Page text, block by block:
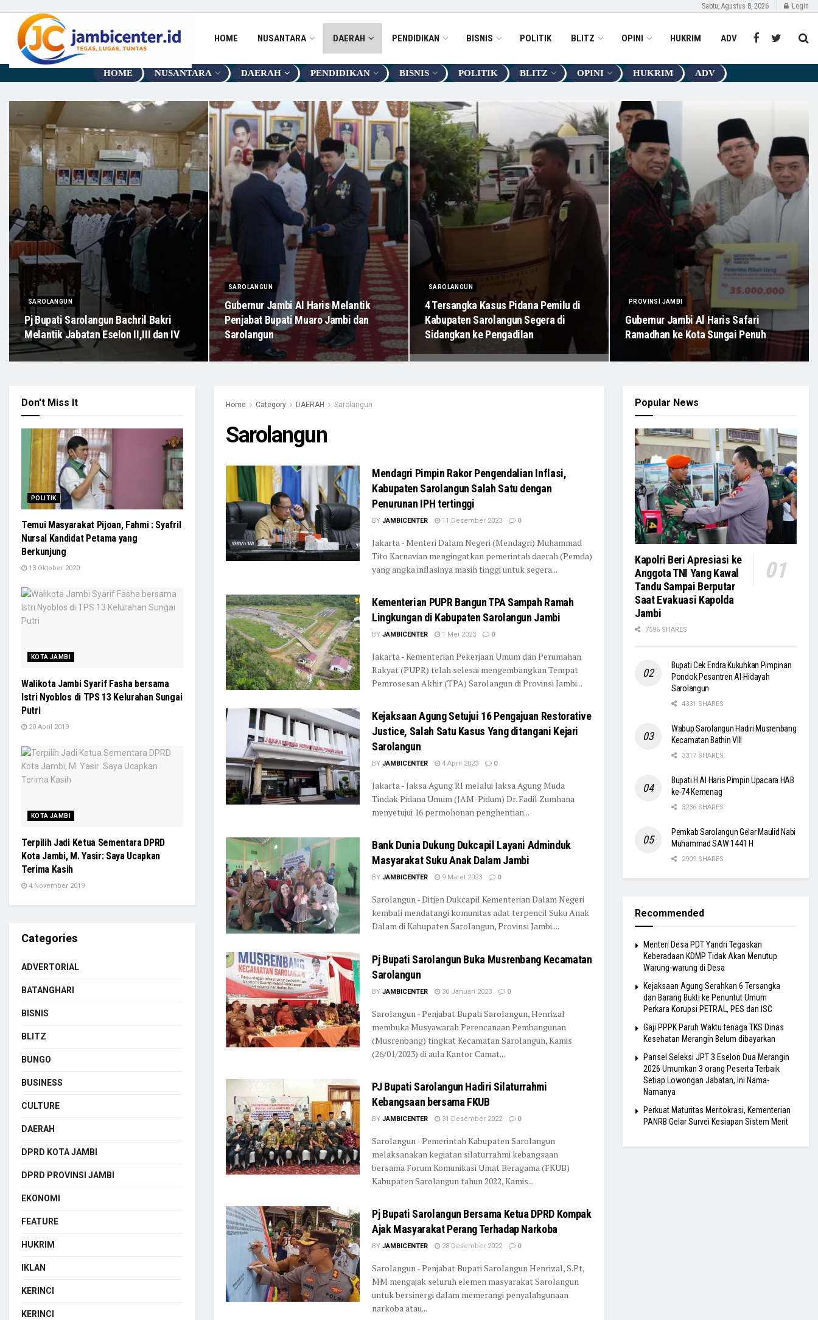
Sabtu, Agustus 8, 2026 Login
HOME NUSANTARA DAERAH PENDIDIKAN BISNIS POLITIK BLITZ OPINI HUKRIM ADV
HOME NUSANTARA DAERAH PENDIDIKAN BISNIS POLITIK BLITZ OPINI HUKRIM ADV
SAROLANGUN
Pj Bupati Sarolangun Bachril Bakri
Melantik Jabatan Eselon II,III dan IV
SAROLANGUN
Gubernur Jambi Al Haris Melantik
Penjabat Bupati Muaro Jambi dan
Sarolangun
SAROLANGUN
4 Tersangka Kasus Pidana Pemilu di
Kabupaten Sarolangun Segera di
Sidangkan ke Pengadilan
PROVINSI JAMBI
Gubernur Jambi Al Haris Safari
Ramadhan ke Kota Sungai Penuh
Home Category DAERAH Sarolangun
Sarolangun
Mendagri Pimpin Rakor Pengendalian Inflasi,
Kabupaten Sarolangun Salah Satu dengan
Penurunan IPH tertinggi
BY JAMBICENTER 11 Desember 2023 0
Jakarta - Menteri Dalam Negeri (Mendagri) Muhammad
Tito Karnavian mengingatkan pemerintah daerah (Pemda)
yang angka inflasinya masih tinggi untuk segera...
Kementerian PUPR Bangun TPA Sampah Ramah
Lingkungan di Kabupaten Sarolangun Jambi
BY JAMBICENTER 1 Mei 2023 0
Jakarta - Kementerian Pekerjaan Umum dan Perumahan
Rakyat (PUPR) telah selesai mengembangkan Tempat
Pemrosesan Akhir (TPA) Sarolangun di Provinsi Jambi...
Kejaksaan Agung Setujui 16 Pengajuan Restorative
Justice, Salah Satu Kasus Yang ditangani Kejari
Sarolangun
BY JAMBICENTER 4 April 2023 0
Jakarta - Jaksa Agung RI melalui Jaksa Agung Muda
Tindak Pidana Umum (JAM-Pidum) Dr. Fadil Zumhana
menyetujui 16 permohonan penghentian...
Bank Dunia Dukung Dukcapil Layani Adminduk
Masyarakat Suku Anak Dalam Jambi
BY JAMBICENTER 9 Maret 2023 0
Sarolangun - Ditjen Dukcapil Kementerian Dalam Negeri
kembali mendatangi komunitas adat terpencil Suku Anak
Dalam di Kabupaten Sarolangun, Provinsi Jambi....
Pj Bupati Sarolangun Buka Musrenbang Kecamatan
Sarolangun
BY JAMBICENTER 30 Januari 2023 0
Sarolangun - Penjabat Bupati Sarolangun, Henrizal
membuka Musyawarah Perencanaan Pembangunan
(Musrenbang) tingkat Kecamatan Sarolangun, Kamis
(26/01/2023) di aula Kantor Camat...
PJ Bupati Sarolangun Hadiri Silaturrahmi
Kebangsaan bersama FKUB
BY JAMBICENTER 31 Desember 2022 0
Sarolangun - Pemerintah Kabupaten Sarolangun
melaksanakan kegiatan silaturrahmi kebangsaan
bersama Forum Komunikasi Umat Beragama (FKUB)
Kabupaten Sarolangun tahun 2022, Kamis...
Pj Bupati Sarolangun Bersama Ketua DPRD Kompak
Ajak Masyarakat Perang Terhadap Narkoba
BY JAMBICENTER 28 Desember 2022 0
Sarolangun - Penjabat Bupati Sarolangun Henrizal, S.Pt,
MM mengajak seluruh elemen masyarakat Sarolangun
untuk bersinergi dalam memerangi penyalahgunaan
narkoba atau...
Don't Miss It
POLITIK
Temui Masyarakat Pijoan, Fahmi : Syafril
Nursal Kandidat Petama yang
Berkunjung
13 Oktober 2020
KOTA JAMBI
Walikota Jambi Syarif Fasha bersama
Istri Nyoblos di TPS 13 Kelurahan Sungai
Putri
20 April 2019
KOTA JAMBI
Terpilih Jadi Ketua Sementara DPRD
Kota Jambi, M. Yasir: Saya Ucapkan
Terima Kasih
4 November 2019
Categories
ADVERTORIAL
BATANGHARI
BISNIS
BLITZ
BUNGO
BUSINESS
CULTURE
DAERAH
DPRD KOTA JAMBI
DPRD PROVINSI JAMBI
EKONOMI
FEATURE
HUKRIM
IKLAN
KERINCI
KERINCI
Popular News
Kapolri Beri Apresiasi ke
Anggota TNI Yang Kawal
Tandu Sampai Berputar
Saat Evakuasi Kapolda
Jambi
7596 SHARES
Bupati Cek Endra Kukuhkan Pimpinan
Pondok Pesantren Al-Hidayah
Sarolangun
4331 SHARES
Wabup Sarolangun Hadiri Musrenbang
Kecamatan Bathin VIII
3317 SHARES
Bupati H Al Haris Pimpin Upacara HAB
ke-74 Kemenag
3236 SHARES
Pemkab Sarolangun Gelar Maulid Nabi
Muhammad SAW 1441 H
2909 SHARES
Recommended
Menteri Desa PDT Yandri Tegaskan
Keberadaan KDMP Tidak Akan Menutup
Warung-warung di Desa
Kejaksaan Agung Serahkan 6 Tersangka
dan Barang Bukti ke Penuntut Umum
Perkara Korupsi PETRAL, PES dan ISC
Gaji PPPK Paruh Waktu tenaga TKS Dinas
Kesehatan Merangin Belum dibayarkan
Pansel Seleksi JPT 3 Eselon Dua Merangin
2026 Umumkan 3 orang Peserta Terbaik
Setiap Lowongan Jabatan, Ini Nama-
Namanya
Perkuat Maturitas Meritokrasi, Kementerian
PANRB Gelar Survei Kesiapan Sistem Merit